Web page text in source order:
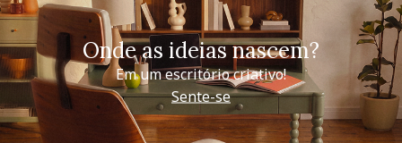
Onde as ideias nascem?
Em um escritório criativo!
Sente-se